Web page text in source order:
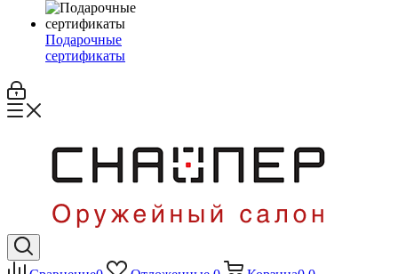
Подарочные
сертификаты